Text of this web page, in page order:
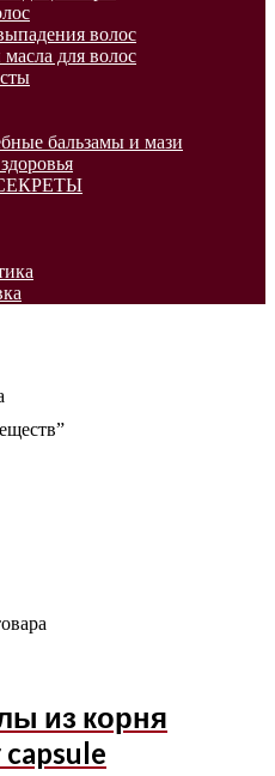
волос
для волос
бальзамы и мази
из корня